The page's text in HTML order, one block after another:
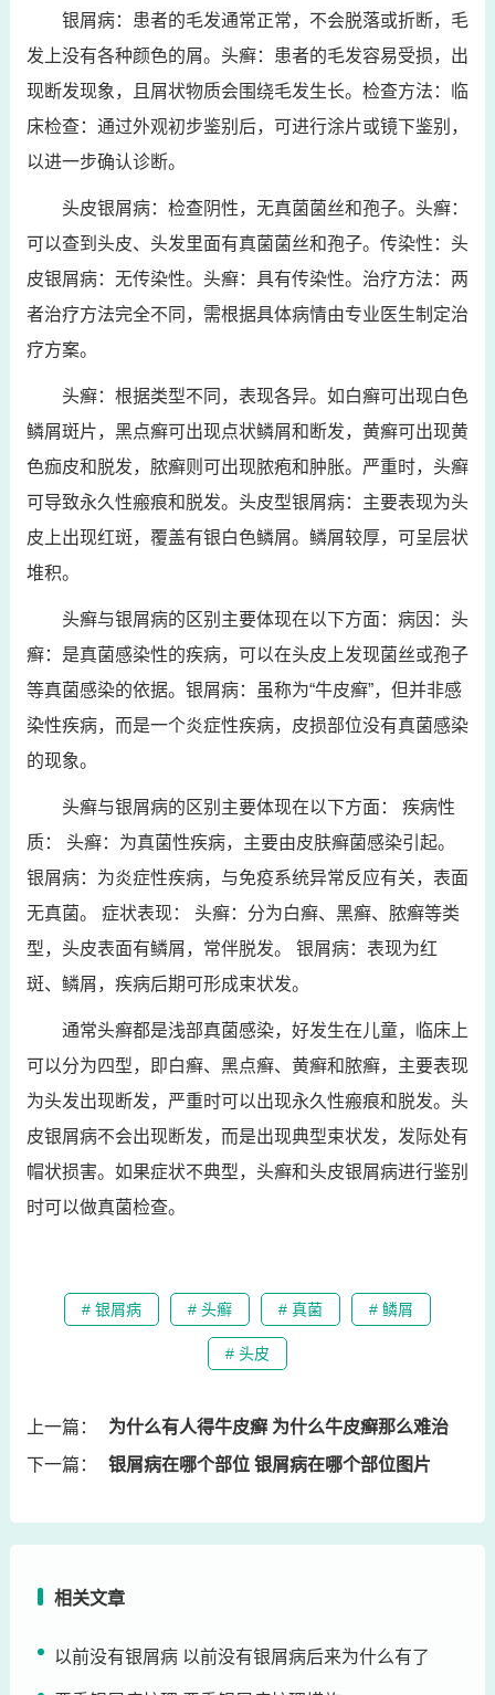
银屑病：患者的毛发通常正常，不会脱落或折断，毛
发上没有各种颜色的屑。头癣：患者的毛发容易受损，出
现断发现象，且屑状物质会围绕毛发生长。检查方法：临
床检查：通过外观初步鉴别后，可进行涂片或镜下鉴别，
以进一步确认诊断。
头皮银屑病：检查阴性，无真菌菌丝和孢子。头癣：
可以查到头皮、头发里面有真菌菌丝和孢子。传染性：头
皮银屑病：无传染性。头癣：具有传染性。治疗方法：两
者治疗方法完全不同，需根据具体病情由专业医生制定治
疗方案。
头癣：根据类型不同，表现各异。如白癣可出现白色
鳞屑斑片，黑点癣可出现点状鳞屑和断发，黄癣可出现黄
色痂皮和脱发，脓癣则可出现脓疱和肿胀。严重时，头癣
可导致永久性瘢痕和脱发。头皮型银屑病：主要表现为头
皮上出现红斑，覆盖有银白色鳞屑。鳞屑较厚，可呈层状
堆积。
头癣与银屑病的区别主要体现在以下方面：病因：头
癣：是真菌感染性的疾病，可以在头皮上发现菌丝或孢子
等真菌感染的依据。银屑病：虽称为“牛皮癣”，但并非感
染性疾病，而是一个炎症性疾病，皮损部位没有真菌感染
的现象。
头癣与银屑病的区别主要体现在以下方面： 疾病性
质： 头癣：为真菌性疾病，主要由皮肤癣菌感染引起。
银屑病：为炎症性疾病，与免疫系统异常反应有关，表面
无真菌。 症状表现： 头癣：分为白癣、黑癣、脓癣等类
型，头皮表面有鳞屑，常伴脱发。 银屑病：表现为红
斑、鳞屑，疾病后期可形成束状发。
通常头癣都是浅部真菌感染，好发生在儿童，临床上
可以分为四型，即白癣、黑点癣、黄癣和脓癣，主要表现
为头发出现断发，严重时可以出现永久性瘢痕和脱发。头
皮银屑病不会出现断发，而是出现典型束状发，发际处有
帽状损害。如果症状不典型，头癣和头皮银屑病进行鉴别
时可以做真菌检查。
# 银屑病 # 头癣 # 真菌 # 鳞屑
# 头皮
上一篇：
为什么有人得牛皮癣 为什么牛皮癣那么难治
下一篇：
银屑病在哪个部位 银屑病在哪个部位图片
相关文章
以前没有银屑病 以前没有银屑病后来为什么有了